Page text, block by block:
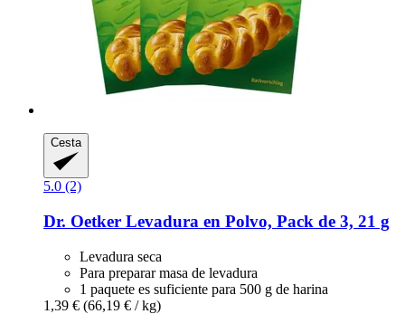
Cesta
5.0 (2)
Dr. Oetker Levadura en Polvo, Pack de 3, 21 g
Levadura seca
Para preparar masa de levadura
1 paquete es suficiente para 500 g de harina
1,39 € (66,19 € / kg)